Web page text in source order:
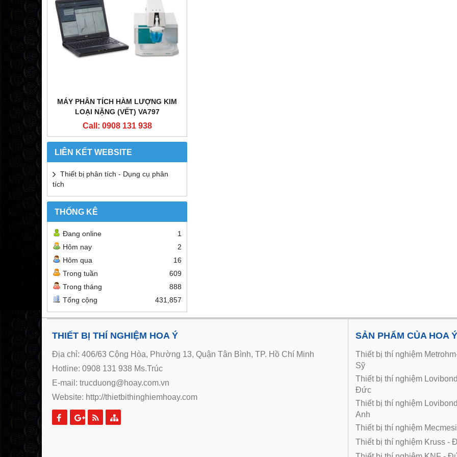
MÁY PHÂN TÍCH HÀM LƯỢNG KIM
LOẠI NẶNG (VẾT) VA797
Call: 0908 131 938
LIÊN KẾT WEBSITE
Thiết bị phân tích - Dụng cụ phân
tích
THỐNG KÊ
Đang online
1
Hôm nay
2
Hôm qua
16
Trong tuần
609
Trong tháng
888
Tổng cộng
431,857
THIẾT BỊ THÍ NGHIỆM HOA Ý
Địa chỉ: 406/63 Cộng Hòa, Phường 13, Quận Tân Bình, TP. Hồ Chí Minh
Hotline: 0908 131 938 Ms.Trúc
E-mail: trucduong@hoay.com.vn
Website: http://thietbithinghiemhoay.com
SẢN PHẨM CỦA HOA Ý
Thiết bị thí nghiệm
Sỹ
Thiết bị thí nghiệm
Đức
Thiết bị thí nghiệm
Anh
Thiết bị thí nghiệm
Thiết bị thí nghiệm Kruss -